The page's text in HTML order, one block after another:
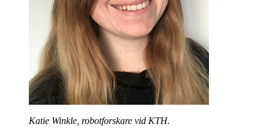
Katie Winkle, robotforskare vid KTH.